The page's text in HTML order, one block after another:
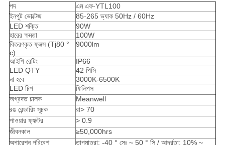
পদ
এম এফ-YTL100
ইনপুট ভোল্টেজ
85-265 ভ্যাক 50Hz / 60Hz
LED শক্তি
90W
হারের ক্ষমতা
100W
বিতরণকৃত ফ্লক্স (Tj80 °
c)
9000lm
আইপি রেটিং
IP66
LED QTY
42 পিসি
না হবে
3000K-6500K
LED চিপ
ফিলিপস
অগ্রদত চালক
Meanwell
রঙ রেন্ডারিং সূচক
রা> 70
পাওয়ার ফ্যাক্টর
> 0.9
জীবনকাল
≥50,000hrs
অপারেশন পরিবেশ
তাপমাত্রা: -40 ° সেঃ ~ 50 ° সি / আর্দ্রতা: 10% ~